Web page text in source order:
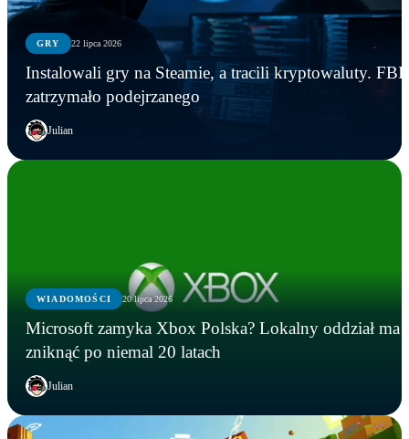
GRY 22 lipca 2026
Instalowali gry na Steamie, a tracili kryptowaluty. FBI
zatrzymało podejrzanego
Julian
WIADOMOŚCI 20 lipca 2026
Microsoft zamyka Xbox Polska? Lokalny oddział ma
zniknąć po niemal 20 latach
Julian